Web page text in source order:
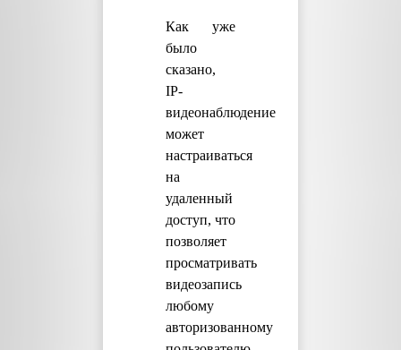
Как уже
было
сказано,
IP-
видеонаблюдение
может
настраиваться
на
удаленный
доступ, что
позволяет
просматривать
видеозапись
любому
авторизованному